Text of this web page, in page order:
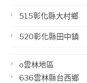
515彰化縣大村鄉
520彰化縣田中鎮
o雲林地區
636雲林縣台西鄉